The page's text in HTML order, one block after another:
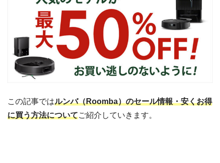
この記事ではルンバ（Roomba）のセール情報・安くお得
に買う方法についてご紹介していきます。